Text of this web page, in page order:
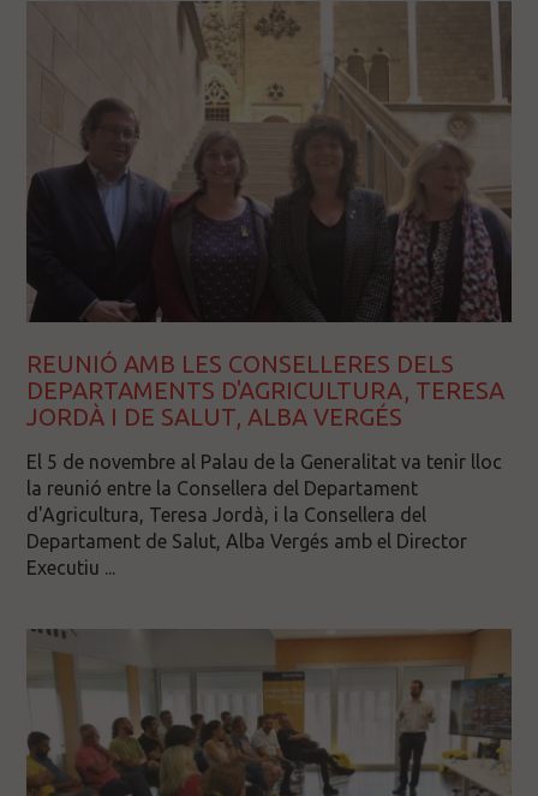
REUNIÓ AMB LES CONSELLERES DELS
DEPARTAMENTS D'AGRICULTURA, TERESA
JORDÀ I DE SALUT, ALBA VERGÉS
El 5 de novembre al Palau de la Generalitat va tenir lloc
la reunió entre la Consellera del Departament
d'Agricultura, Teresa Jordà, i la Consellera del
Departament de Salut, Alba Vergés amb el Director
Executiu ...